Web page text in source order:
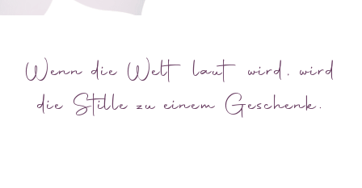
Wenn die Welt laut wird, wird
die Stille zu einem Geschenk.